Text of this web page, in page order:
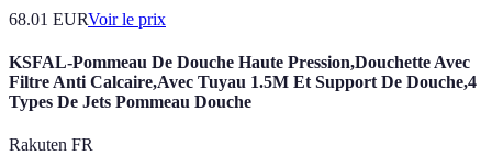
68.01 EURVoir le prix
KSFAL-Pommeau De Douche Haute Pression,Douchette Avec
Filtre Anti Calcaire,Avec Tuyau 1.5M Et Support De Douche,4
Types De Jets Pommeau Douche
Rakuten FR